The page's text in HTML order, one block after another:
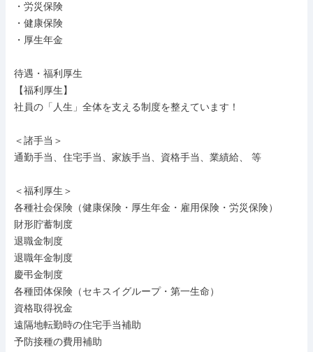
・労災保険
・健康保険
・厚生年金
待遇・福利厚生
【福利厚生】
社員の「人生」全体を支える制度を整えています！
＜諸手当＞
通勤手当、住宅手当、家族手当、資格手当、業績給、 等
＜福利厚生＞
各種社会保険（健康保険・厚生年金・雇用保険・労災保険）
財形貯蓄制度
退職金制度
退職年金制度
慶弔金制度
各種団体保険（セキスイグループ・第一生命）
資格取得祝金
遠隔地転勤時の住宅手当補助
予防接種の費用補助